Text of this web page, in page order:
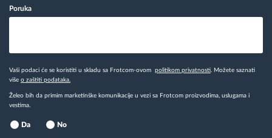
Poruka
Vaši podaci će se koristiti u skladu sa Frotcom-ovom politikom privatnosti . Možete saznati
više o zaštiti podataka.
Želeo bih da primim marketinške komunikacije u vezi sa Frotcom proizvodima, uslugama i
vestima.
Da No